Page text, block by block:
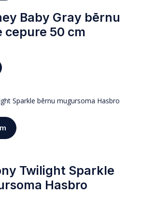
Baby Gray bērnu
cepure 50 cm
Twilight Sparkle
Hasbro